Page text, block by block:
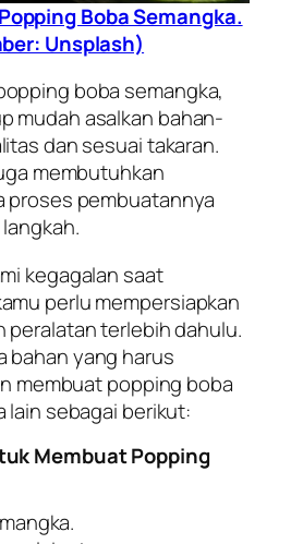
Boba Semangka.
Unsplash)
boba semangka,
mudah asalkan bahan-
dan sesuai takaran.
membutuhkan
proses pembuatannya
kegagalan saat
perlu mempersiapkan
peralatan terlebih dahulu.
bahan yang harus
membuat popping boba
lain sebagai berikut:
Membuat Popping